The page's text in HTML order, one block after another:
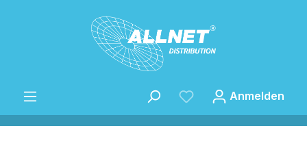
Zum Hauptinhalt springen
Anmelden